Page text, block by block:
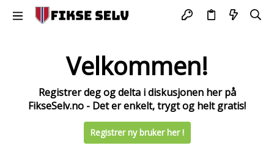
Velkommen!
Registrer deg og delta i diskusjonen her på
FikseSelv.no - Det er enkelt, trygt og helt gratis!
Registrer ny bruker her !